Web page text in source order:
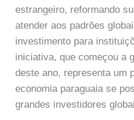
estrangeiro, reformando
atender aos padrões
investimento para
iniciativa, que começou a
deste ano, representa um
economia paraguaia se
grandes investidores